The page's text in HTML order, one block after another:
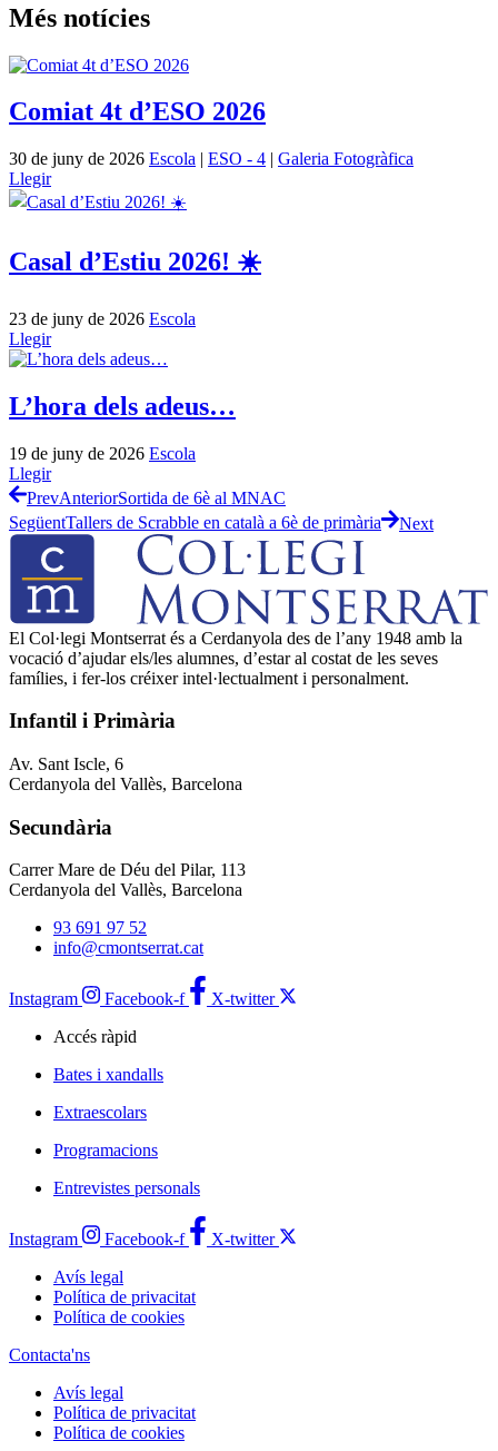
Més notícies
Comiat 4t d’ESO 2026
30 de juny de 2026 Escola | ESO - 4 | Galeria Fotogràfica
Llegir
Casal d’Estiu 2026! ☀️
23 de juny de 2026 Escola
Llegir
L’hora dels adeus…
19 de juny de 2026 Escola
Llegir
PrevAnteriorSortida de 6è al MNAC
SegüentTallers de Scrabble en català a 6è de primària Next
El Col·legi Montserrat és a Cerdanyola des de l’any 1948 amb la
vocació d’ajudar els/les alumnes, d’estar al costat de les seves
famílies, i fer-los créixer intel·lectualment i personalment.
Infantil i Primària
Av. Sant Iscle, 6
Cerdanyola del Vallès, Barcelona
Secundària
Carrer Mare de Déu del Pilar, 113
Cerdanyola del Vallès, Barcelona
93 691 97 52
info@cmontserrat.cat
Instagram Facebook-f
X-twitter
Accés ràpid
Bates i xandalls
Extraescolars
Programacions
Entrevistes personals
Instagram Facebook-f
X-twitter
Avís legal
Política de privacitat
Política de cookies
Contacta'ns
Avís legal
Política de privacitat
Política de cookies